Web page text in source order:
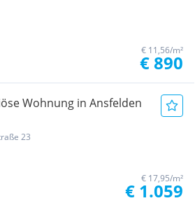
€ 11,56/m²
€ 890
Wohnung in Ansfelden
23
€ 17,95/m²
€ 1.059